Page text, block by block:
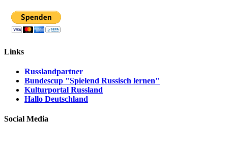
Links
Russlandpartner
Bundescup "Spielend Russisch lernen"
Kulturportal Russland
Hallo Deutschland
Social Media